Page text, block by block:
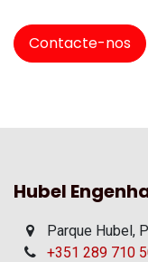
Contacte-nos
Hubel
Parque Hubel,
+351 289 710